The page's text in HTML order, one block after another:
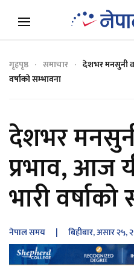
गृहपृष्ठ समाचार
देशभर मनसुनी
वर्षाको सम्भावना
देशभर
प्रभाव, आज
भारी
नेपाल समय | बिहीबार, असार २५,